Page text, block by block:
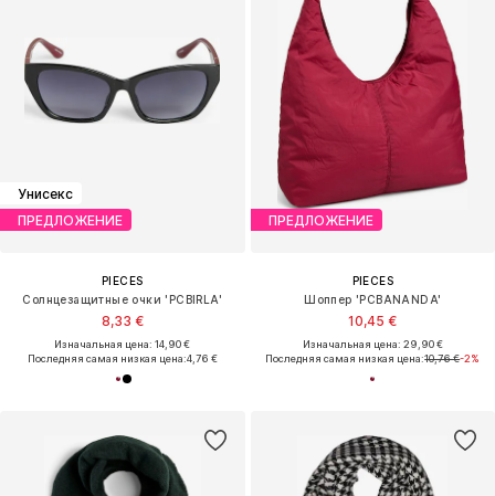
Унисекс
ПРЕДЛОЖЕНИЕ
PIECES
Солнцезащитные очки 'PCBIRLA'
8,33 €
Изначальная цена: 14,90 €
Последняя самая низкая цена:4,76 €
ПРЕДЛОЖЕНИЕ
PIECES
Шоппер 'PCBANANDA'
10,45 €
Изначальная цена: 29,90 €
Последняя самая низкая цена:10,76 €-2%